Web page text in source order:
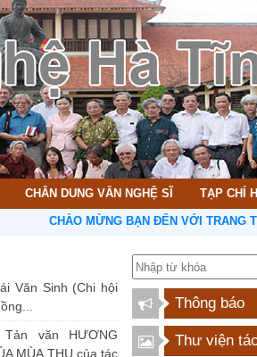
CHÂN DUNG VĂN NGHỆ SĨ TẠP CHÍ
CHÀO MỪNG BẠN ĐẾN VỚI TRANG
Văn Sinh (Chi hội
Tản văn HƯƠNG
MÙA THU của tác
Thông báo
Thư viện